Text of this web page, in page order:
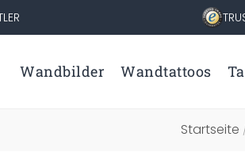
Wandbilder Wandtattoos
Startseite